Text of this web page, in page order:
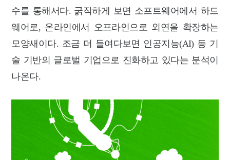
수를 통해서다. 굵직하게 보면 소프트웨어에서 하드
웨어로, 온라인에서 오프라인으로 외연을 확장하는
모양새이다. 조금 더 들여다보면 인공지능(AI) 등 기
술 기반의 글로벌 기업으로 진화하고 있다는 분석이
나온다.